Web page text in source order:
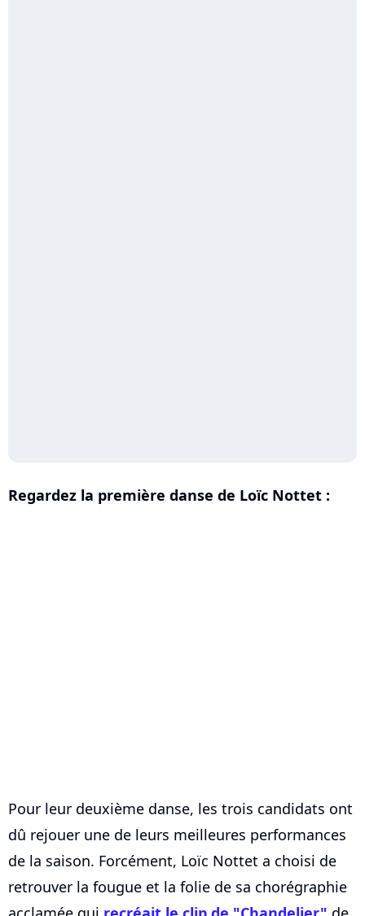
Regardez la première danse de Loïc Nottet :
Pour leur deuxième danse, les trois candidats ont
dû rejouer une de leurs meilleures performances
de la saison. Forcément, Loïc Nottet a choisi de
retrouver la fougue et la folie de sa chorégraphie